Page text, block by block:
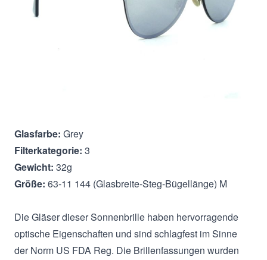
Beschreibung
Glasfarbe: Grey
Filterkategorie: 3
Gewicht: 32g
Größe: 63-11 144 (Glasbreite-Steg-Bügellänge) M
Die Gläser dieser Sonnenbrille haben hervorragende
optische Eigenschaften und sind schlagfest im Sinne
der Norm US FDA Reg. Die Brillenfassungen wurden